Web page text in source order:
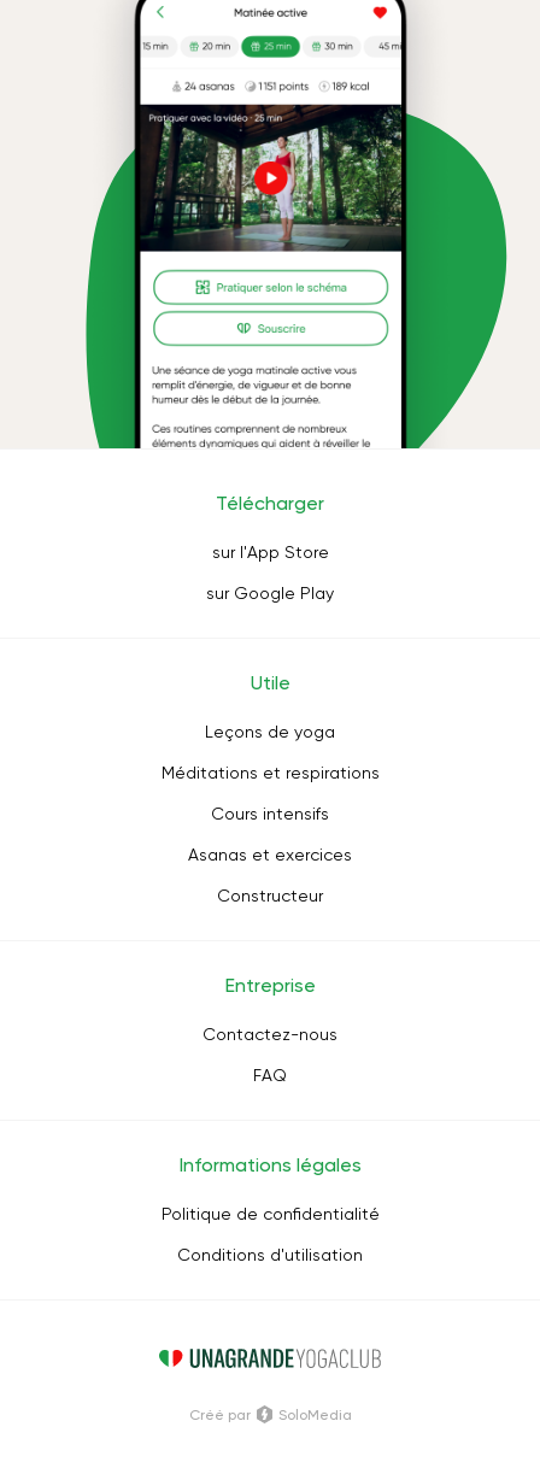
Télécharger
sur l'App Store
sur Google Play
Utile
Leçons de yoga
Méditations et respirations
Cours intensifs
Asanas et exercices
Constructeur
Entreprise
Contactez-nous
FAQ
Informations légales
Politique de confidentialité
Conditions d'utilisation
Créé par SoloMedia